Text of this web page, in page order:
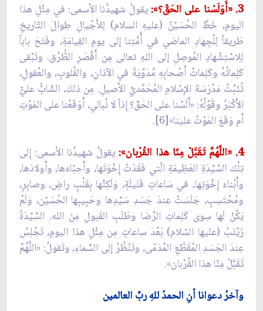
3. «أَوَلَسْنا على الحَقّ؟»:
يقولُ شهيدُنا الأسمى: في مِثْلِ هذا
اليومِ، خَطَّ الحُسَيْنُ (عليهِ السلام) لِلأَجْيالِ طِوالَ التّاريخِ
طَريقاً لِلْجِهادِ الماضي في أُمَّتِنا إلى يومِ القِيامَةِ، وفَتَحَ باباً
لِلِاسْتِشْهادِ المُوصِلِ إلى اللهِ تعالى مِن أَقْصَرِ الطُّرُق. وتَبْقى
كَلِماتُهُ وكَلِماتُ أَصْحابِهِ مُدَوِّيَةً في الآذانِ، والقُلوبِ، والعُقولِ،
تُثَبِّتُ مَدْرَسَةَ الإِسْلامِ المُحَمَّديِّ الأَصيلِ. مِن ذلكَ، الشّابُّ عليٌّ
الأَكْبَرُ وقَوْلُهُ: «أَلَسْنا على الحَقّ؟ إِذاً لا نُبالي، أَوَقَعْنا على المَوْتِ
أَم وَقَعَ المَوْتُ علينا»[6].
4. «اللَّهُمَّ تَقَبَّلْ مِنّا هذا القُرْبان»:
يقولُ شهيدُنا الأسمى: إِلى
تِلْكَ السَّيِّدَةِ العَظِيمَةِ الّتي فَقَدَتْ إِخْوَتَها، وأَحِبّاءَها، وأَولادَها،
وأَبْناءَ إِخْوَتِها، في سَاعاتٍ قَليلَةٍ، وَلَكِنَّها بِقَلْبٍ راضٍ، وصابِرٍ،
ومُحْتَسِبٍ، جَلَسَتْ عِندَ جَسَدِ سَيِّدِها وحَبِيبِها الحُسَيْن، وَلَمْ
يَكُنْ لَها سِوى كَلِماتِ الرِّضا وطَلَبِ القَبولِ مِنَ الله. السَّيِّدَةُ
زَيْنَبُ (عليها السّلام) بَعْدَ ساعاتٍ مِن مِثْلِ هذا اليومِ، تَجْلِسُ
عِندَ الجَسَدِ المُقَطَّعِ المُدَمّى، وتَنْظُرُ إلى السَّماءِ، وتَقولُ: «اللَّهُمَّ
تَقَبَّلْ مِنّا هذا القُرْبان».
وآخرُ دعوانا أنِ الحمدُ للهِ ربِّ العالمين